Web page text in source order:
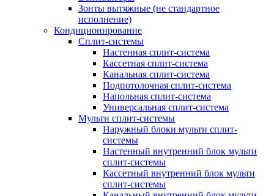
Зонты вытяжные (не стандартное
исполнение)
Кондиционирование
Сплит-системы
Настенная сплит-система
Кассетная сплит-система
Канальная сплит-система
Подпотолочная сплит-система
Напольная сплит-система
Универсальная сплит-система
Мульти сплит-системы
Наружный блоки мульти сплит-
системы
Настенный внутренний блок мульти
сплит-системы
Кассетный внутренний блок мульти
сплит-системы